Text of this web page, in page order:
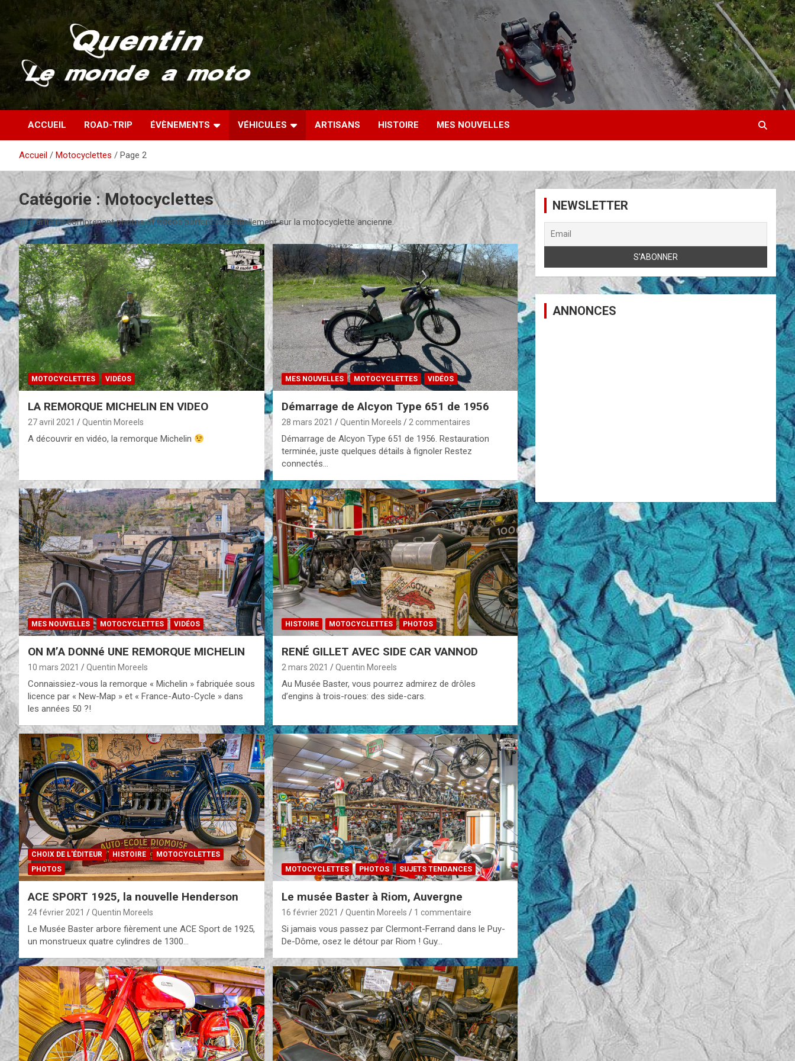
au
contenu
Quentin – Le monde à
moto
Partez à la découverte du monde en vieille bécane
ACCUEIL ROAD-TRIP ÉVÈNEMENTS VÉHICULES ARTISANS HISTOIRE MES NOUVELLES
Accueil Motocyclettes Page 2
Catégorie :Motocyclettes
Des articles comprenant photos et vidéos portant essentiellement sur la motocyclette ancienne.
MOTOCYCLETTES VIDÉOS
LA REMORQUE MICHELIN EN VIDEO
27 avril 2021 Quentin Moreels
A découvrir en vidéo, la remorque Michelin
MES NOUVELLES MOTOCYCLETTES VIDÉOS
Démarrage de Alcyon Type 651 de 1956
28 mars 2021 Quentin Moreels 2 commentaires
Démarrage de Alcyon Type 651 de 1956. Restauration
terminée, juste quelques détails à fignoler Restez
connectés…
MES NOUVELLES MOTOCYCLETTES VIDÉOS
ON M’A DONNé UNE REMORQUE MICHELIN
10 mars 2021 Quentin Moreels
Connaissiez-vous la remorque « Michelin » fabriquée sous
licence par « New-Map » et « France-Auto-Cycle » dans
les années 50 ?!
HISTOIRE MOTOCYCLETTES PHOTOS
RENÉ GILLET AVEC SIDE CAR VANNOD
2 mars 2021 Quentin Moreels
Au Musée Baster, vous pourrez admirez de drôles
d’engins à trois-roues: des side-cars.
CHOIX DE L'ÉDITEUR HISTOIRE
MOTOCYCLETTES
PHOTOS
ACE SPORT 1925, la nouvelle Henderson
24 février 2021 Quentin Moreels
Le Musée Baster arbore fièrement une ACE Sport de 1925,
un monstrueux quatre cylindres de 1300…
MOTOCYCLETTES PHOTOS SUJETS TENDANCES
Le musée Baster à Riom, Auvergne
16 février 2021 Quentin Moreels 1 commentaire
Si jamais vous passez par Clermont-Ferrand dans le Puy-
De-Dôme, osez le détour par Riom ! Guy…
NEWSLETTER
ANNONCES